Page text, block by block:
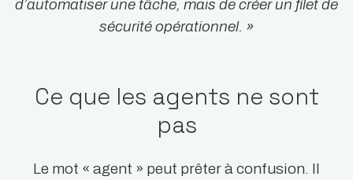
d’automatiser une tâche, mais de créer un filet de
sécurité opérationnel. »
Ce que les agents ne sont
pas
Le mot « agent » peut prêter à confusion. Il